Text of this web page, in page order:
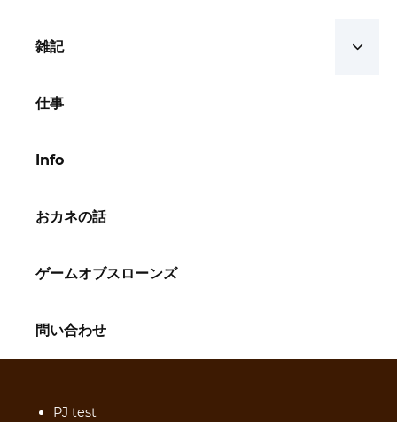
雑記
仕事
Info
おカネの話
ゲームオブスローンズ
問い合わせ
PJ test